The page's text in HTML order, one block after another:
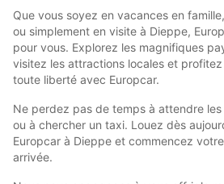
Que vous soyez en vacances en
ou simplement en visite à Dieppe,
pour vous. Explorez les magnifiques
visitez les attractions locales et
toute liberté avec Europcar.
Ne perdez pas de temps à attendre
ou à chercher un taxi. Louez dès
Europcar à Dieppe et commencez
arrivée.